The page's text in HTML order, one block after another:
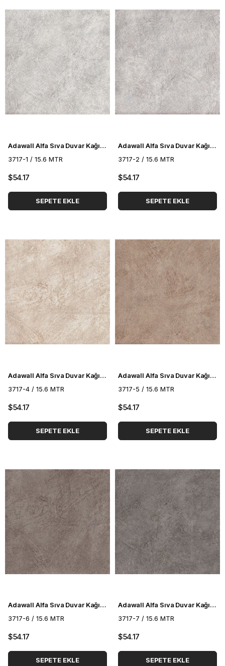
Adawall Alfa Sıva Duvar Kağıdı 3717-1
3717-1 / 15.6 MTR
$54.17
SEPETE EKLE
Adawall Alfa Sıva Duvar Kağıdı 3717-2
3717-2 / 15.6 MTR
$54.17
SEPETE EKLE
Adawall Alfa Sıva Duvar Kağıdı 3717-4
3717-4 / 15.6 MTR
$54.17
SEPETE EKLE
Adawall Alfa Sıva Duvar Kağıdı 3717-5
3717-5 / 15.6 MTR
$54.17
SEPETE EKLE
Adawall Alfa Sıva Duvar Kağıdı 3717-6
3717-6 / 15.6 MTR
$54.17
SEPETE EKLE
Adawall Alfa Sıva Duvar Kağıdı 3717-7
3717-7 / 15.6 MTR
$54.17
SEPETE EKLE